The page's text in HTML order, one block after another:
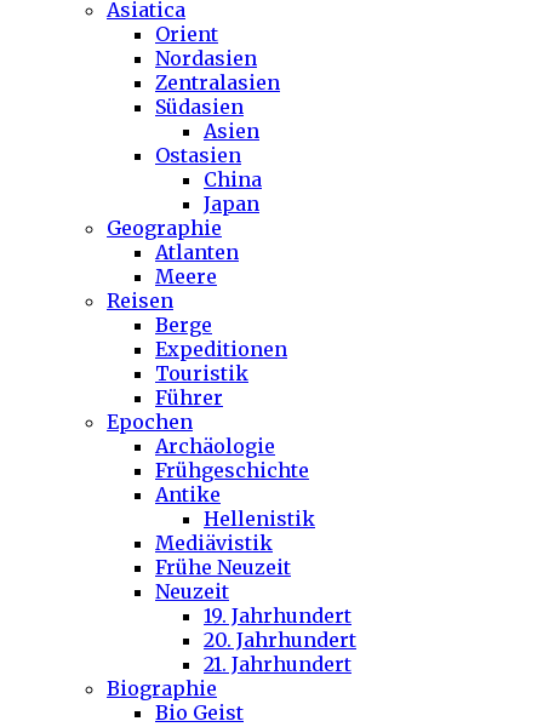
Asiatica
Orient
Nordasien
Zentralasien
Südasien
Asien
Ostasien
China
Japan
Geographie
Atlanten
Meere
Reisen
Berge
Expeditionen
Touristik
Führer
Epochen
Archäologie
Frühgeschichte
Antike
Hellenistik
Mediävistik
Frühe Neuzeit
Neuzeit
19. Jahrhundert
20. Jahrhundert
21. Jahrhundert
Biographie
Bio Geist